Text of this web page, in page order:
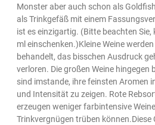
Monster aber auch schon als
als Trinkgefäß mit einem
ist es einzigartig. (Bitte beachten Sie,
ml einschenken.)Kleine Weine
behandelt, das bisschen Ausdruck
verloren. Die großen Weine hingegen
sind imstande, ihre feinsten Aromen
und Intensität zu zeigen. Rote
erzeugen weniger farbintensive
Trinkvergnügen trüben können.Diese